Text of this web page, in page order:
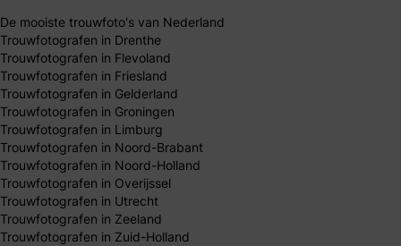
De mooiste trouwfoto's van Nederland
Trouwfotografen in Drenthe
Trouwfotografen in Flevoland
Trouwfotografen in Friesland
Trouwfotografen in Gelderland
Trouwfotografen in Groningen
Trouwfotografen in Limburg
Trouwfotografen in Noord-Brabant
Trouwfotografen in Noord-Holland
Trouwfotografen in Overijssel
Trouwfotografen in Utrecht
Trouwfotografen in Zeeland
Trouwfotografen in Zuid-Holland